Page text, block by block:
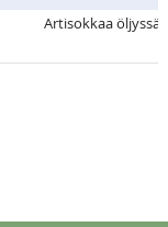
Artisokkaa öljyssä